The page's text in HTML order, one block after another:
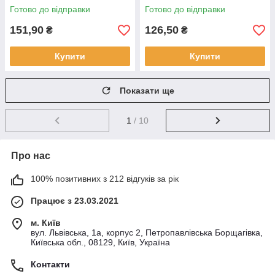
Готово до відправки
151,90 ₴
Купити
Готово до відправки
126,50 ₴
Купити
Показати ще
1 / 10
Про нас
100% позитивних з 212 відгуків за рік
Працює з 23.03.2021
м. Київ
вул. Львівська, 1а, корпус 2, Петропавлівська Борщагівка,
Київська обл., 08129, Київ, Україна
Контакти